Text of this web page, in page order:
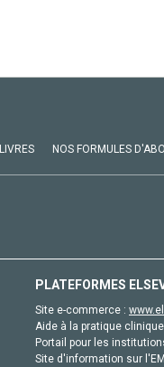
LIVRES NOS FORMULES
PLATEFORMES
Site e-commerce :
Aide à la pratique
Portail pour les
Site d'information sur